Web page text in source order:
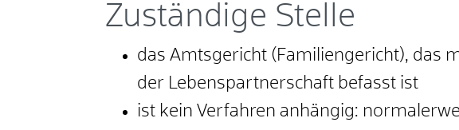
Zuständige Stelle
das Amtsgericht (Familiengericht), das
der Lebenspartnerschaft befasst ist
ist kein Verfahren anhängig: